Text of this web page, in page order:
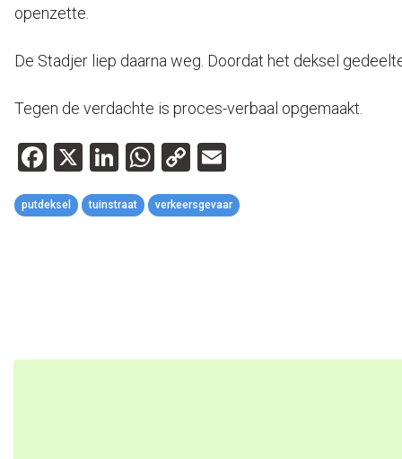
openzette.
De Stadjer liep daarna weg. Doordat het deksel
Tegen de verdachte is proces-verbaal opgemaakt.
Facebook
X LinkedIn
WhatsApp
Copy
Link
putdeksel tuinstraat verkeersgevaar